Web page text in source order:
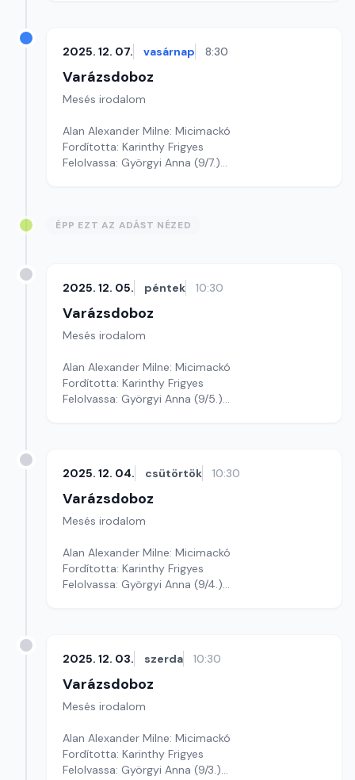
2025. 12. 07. vasárnap 8:30
Varázsdoboz
Mesés irodalom
Alan Alexander Milne: Micimackó
Fordította: Karinthy Frigyes
Felolvassa: Györgyi Anna (9/7.)
ÉPP EZT AZ ADÁST NÉZED
2025. 12. 05. péntek 10:30
Varázsdoboz
Mesés irodalom
Alan Alexander Milne: Micimackó
Fordította: Karinthy Frigyes
Felolvassa: Györgyi Anna (9/5.)
2025. 12. 04. csütörtök 10:30
Varázsdoboz
Mesés irodalom
Alan Alexander Milne: Micimackó
Fordította: Karinthy Frigyes
Felolvassa: Györgyi Anna (9/4.)
2025. 12. 03. szerda 10:30
Varázsdoboz
Mesés irodalom
Alan Alexander Milne: Micimackó
Fordította: Karinthy Frigyes
Felolvassa: Györgyi Anna (9/3.)